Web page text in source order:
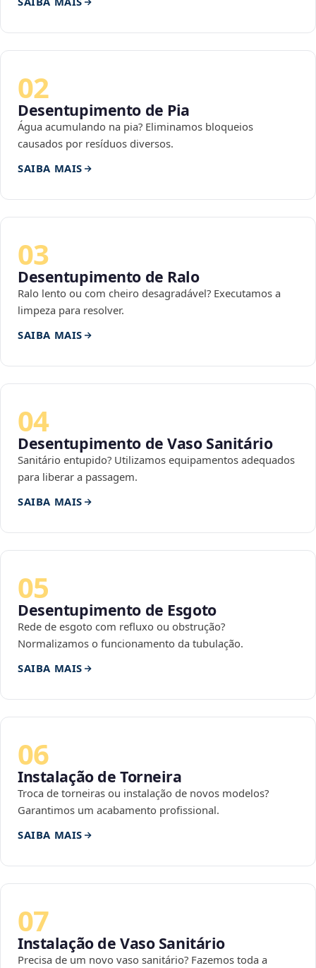
02
Desentupimento de Pia
Água acumulando na pia? Eliminamos bloqueios
causados por resíduos diversos.
SAIBA MAIS
03
Desentupimento de Ralo
Ralo lento ou com cheiro desagradável? Executamos a
limpeza para resolver.
SAIBA MAIS
04
Desentupimento de Vaso Sanitário
Sanitário entupido? Utilizamos equipamentos adequados
para liberar a passagem.
SAIBA MAIS
05
Desentupimento de Esgoto
Rede de esgoto com refluxo ou obstrução?
Normalizamos o funcionamento da tubulação.
SAIBA MAIS
06
Instalação de Torneira
Troca de torneiras ou instalação de novos modelos?
Garantimos um acabamento profissional.
SAIBA MAIS
07
Instalação de Vaso Sanitário
Precisa de um novo vaso sanitário? Fazemos toda a